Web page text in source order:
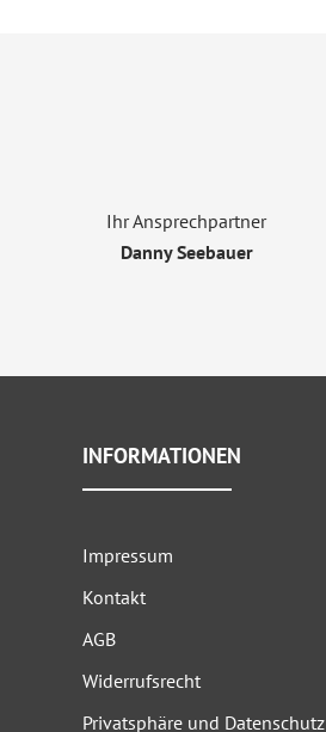
Ihr Ansprechpartner
Danny Seebauer
INFORMATIONEN
Impressum
Kontakt
AGB
Widerrufsrecht
Privatsphäre und Datenschutz